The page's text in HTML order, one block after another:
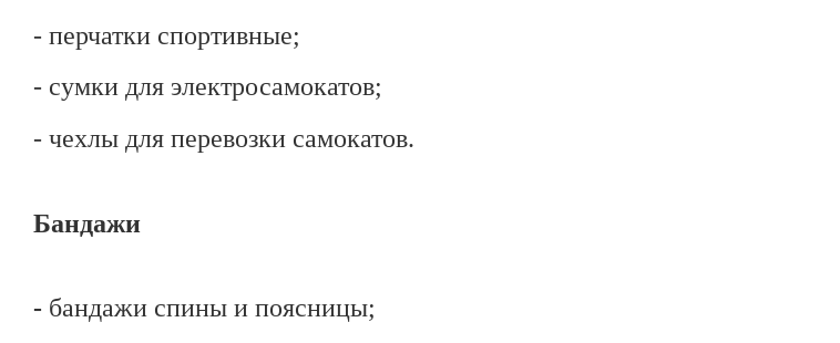
- перчатки спортивные;
- сумки для электросамокатов;
- чехлы для перевозки самокатов.
Бандажи
- бандажи спины и поясницы;